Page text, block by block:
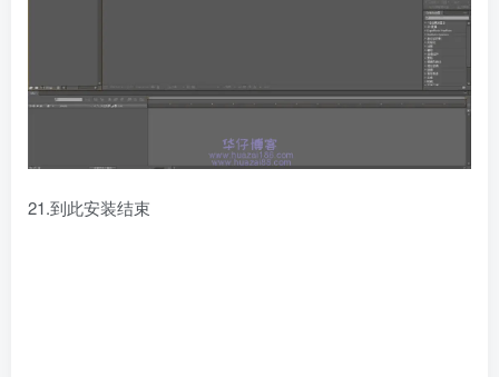
21.到此安装结束